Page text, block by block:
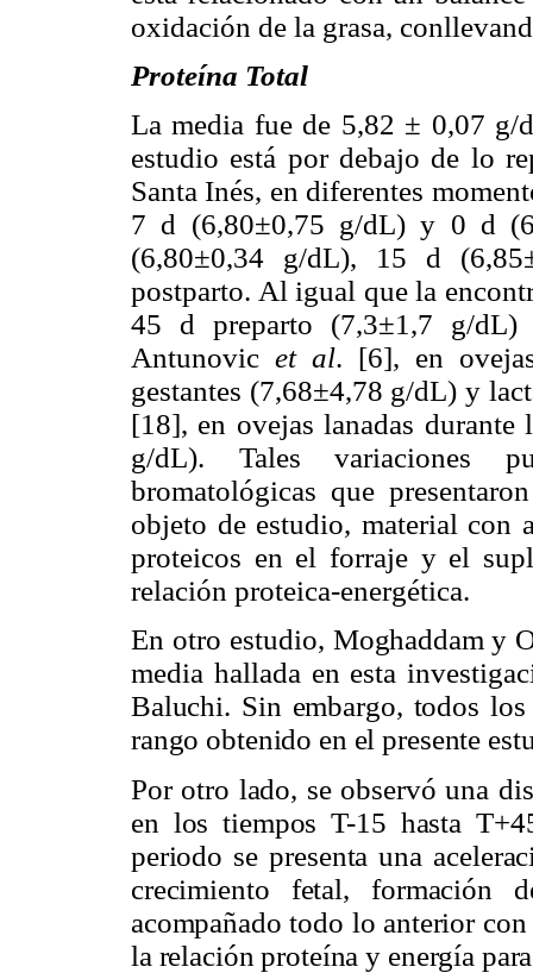
oxidación de la grasa,
Proteína Total
La media fue de 5,82 ± 0,07 g/
estudio está por debajo de lo
Santa Inés, en diferentes
7 d (6,80±0,75 g/dL) y 0 d
(6,80±0,34 g/dL), 15 d
postparto. Al igual que la
45 d preparto (7,3±1,7 g/
Antunovic et al. [6], en
gestantes (7,68±4,78 g/dL) y
[18], en ovejas lanadas durante
g/dL). Tales variaciones
bromatológicas que
objeto de estudio, material con
proteicos en el forraje y el
relación proteica-energética.
En otro estudio, Moghaddam y
media hallada en esta
Baluchi. Sin embargo, todos
rango obtenido en el presente
Por otro lado, se observó una
en los tiempos T-15 hasta
periodo se presenta una
crecimiento fetal, formación
acompañado todo lo anterior
la relación proteína y energía